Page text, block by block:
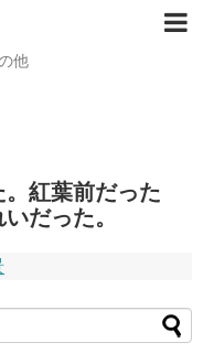
他
紅葉前だった
だった。